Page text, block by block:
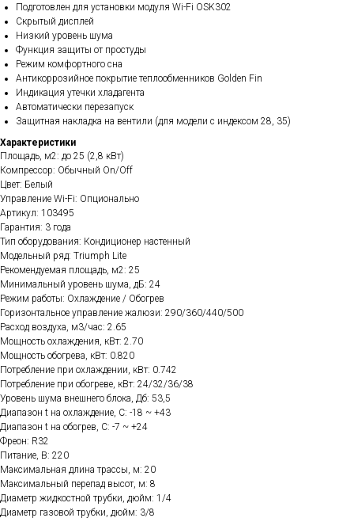
Подготовлен для установки модуля Wi-Fi OSK302
Скрытый дисплей
Низкий уровень шума
Функция защиты от простуды
Режим комфортного сна
Антикоррозийное покрытие теплообменников Golden Fin
Индикация утечки хладагента
Автоматически перезапуск
Защитная накладка на вентили (для модели с индексом 28, 35)
Характеристики
Площадь, м2: до 25 (2,8 кВт)
Компрессор: Обычный On/Off
Цвет: Белый
Управление Wi-Fi: Опционально
Артикул: 103495
Гарантия: 3 года
Тип оборудования: Кондиционер настенный
Модельный ряд: Triumph Lite
Рекомендуемая площадь, м2: 25
Минимальный уровень шума, дБ: 24
Режим работы: Охлаждение / Обогрев
Горизонтальное управление жалюзи: 290/360/440/500
Расход воздуха, м3/час: 2.65
Мощность охлаждения, кВт: 2.70
Мощность обогрева, кВт: 0.820
Потребление при охлаждении, кВт: 0.742
Потребление при обогреве, кВт: 24/32/36/38
Уровень шума внешнего блока, Дб: 53,5
Диапазон t на охлаждение, C: -18 ~ +43
Диапазон t на обогрев, C: -7 ~ +24
Фреон: R32
Питание, В: 220
Максимальная длина трассы, м: 20
Максимальный перепад высот, м: 8
Диаметр жидкостной трубки, дюйм: 1/4
Диаметр газовой трубки, дюйм: 3/8